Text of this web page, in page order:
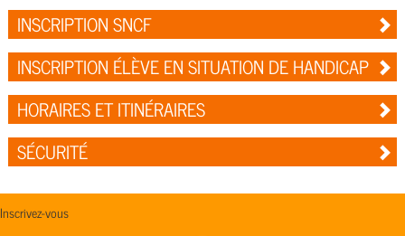
INSCRIPTION SNCF
INSCRIPTION ÉLÈVE EN SITUATION DE HANDICAP
HORAIRES ET ITINÉRAIRES
SÉCURITÉ
Inscrivez-vous